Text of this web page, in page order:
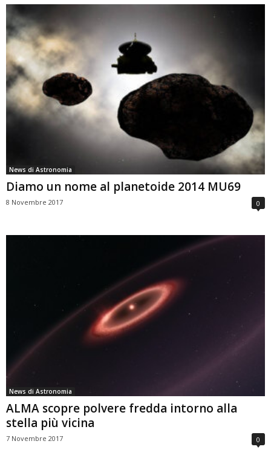
News di Astronomia
Diamo un nome al planetoide 2014 MU69
8 Novembre 2017 0
News di Astronomia
ALMA scopre polvere fredda intorno alla
stella più vicina
7 Novembre 2017 0